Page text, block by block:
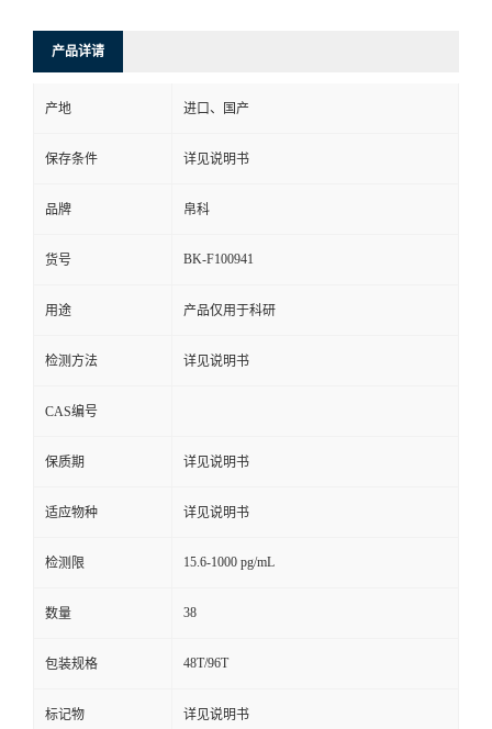
产品详请
产地 进口、国产
保存条件 详见说明书
品牌 帛科
货号 BK-F100941
用途 产品仅用于科研
检测方法 详见说明书
CAS编号
保质期 详见说明书
适应物种 详见说明书
检测限 15.6-1000 pg/mL
数量 38
包装规格 48T/96T
标记物 详见说明书